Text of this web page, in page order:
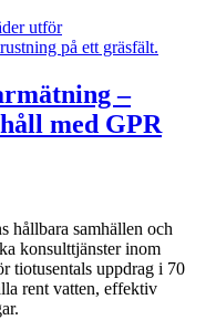
–
med GPR
hållbara samhällen och
konsulttjänster inom
tiotusentals uppdrag i 70
rent vatten, effektiv